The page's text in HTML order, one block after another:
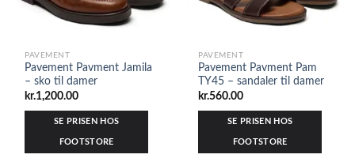
PAVEMENT
Pavement Pavment Jamila
– sko til damer
kr.1,200.00
SE PRISEN HOS
FOOTSTORE
PAVEMENT
Pavement Pavment Pam
TY45 – sandaler til damer
kr.560.00
SE PRISEN HOS
FOOTSTORE